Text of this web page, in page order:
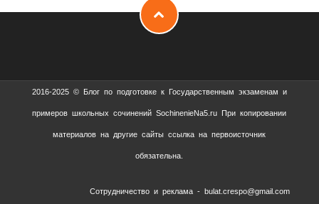
2016-2025 © Блог по подготовке к Государственным экзаменам и
примеров школьных сочинений SochinenieNa5.ru При копировании
материалов на другие сайты ссылка на первоисточник
обязательна.
Сотрудничество и реклама - bulat.crespo@gmail.com